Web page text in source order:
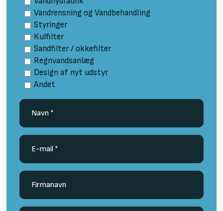
Vandrensning og Vandbehandling
Styringer
Kulfilter
Sandfilter / okkefilter
Regnvandsanlæg
Design af nyt udstyr
Andet